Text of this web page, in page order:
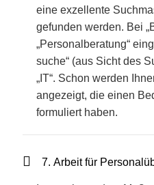
eine exzellente
gefunden werden. Bei
„Personalberatung“
suche“ (aus Sicht des
„IT“. Schon werden
angezeigt, die einen
formuliert haben.
7. Arbeit für